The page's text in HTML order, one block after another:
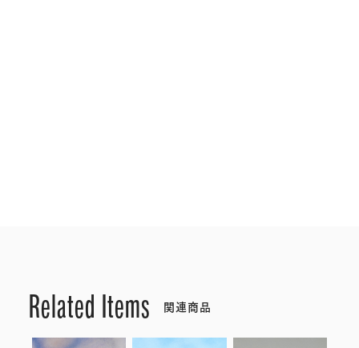
Related Items 関連商品